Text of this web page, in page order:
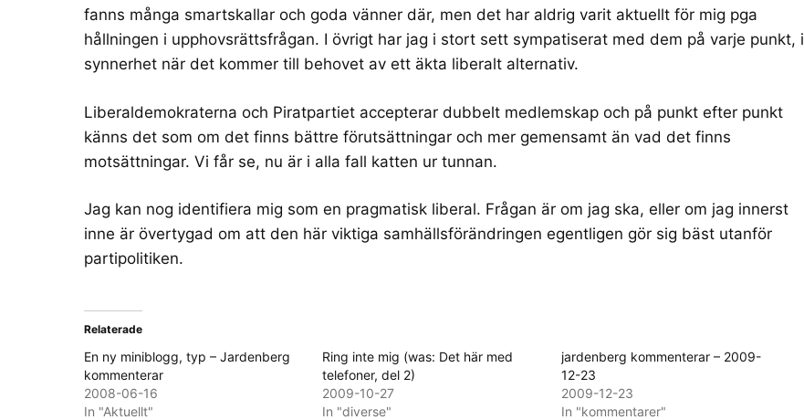
fanns många smartskallar och goda vänner där, men det har aldrig varit aktuellt för mig pga
hållningen i upphovsrättsfrågan. I övrigt har jag i stort sett sympatiserat med dem på varje punkt, i
synnerhet när det kommer till behovet av ett äkta liberalt alternativ.
Liberaldemokraterna och Piratpartiet accepterar dubbelt medlemskap och på punkt efter punkt
känns det som om det finns bättre förutsättningar och mer gemensamt än vad det finns
motsättningar. Vi får se, nu är i alla fall katten ur tunnan.
Jag kan nog identifiera mig som en pragmatisk liberal. Frågan är om jag ska, eller om jag innerst
inne är övertygad om att den här viktiga samhällsförändringen egentligen gör sig bäst utanför
partipolitiken.
Relaterade
En ny miniblogg, typ – Jardenberg
kommenterar
2008-06-16
In "Aktuellt"
Ring inte mig (was: Det här med
telefoner, del 2)
2009-10-27
In "diverse"
jardenberg kommenterar – 2009-
12-23
2009-12-23
In "kommentarer"